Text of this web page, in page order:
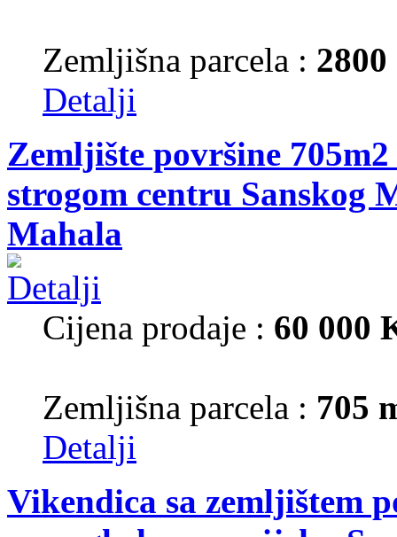
Zemljišna parcela : 2800
Detalji
Zemljište površine
strogom centru Sanskog
Mahala
Cijena prodaje : 60 000
Zemljišna parcela : 705
Detalji
Vikendica sa zemljištem